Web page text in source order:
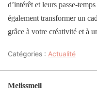
d’intérêt et leurs passe-
également transformer un
grâce à votre créativité et à
Catégories : Actualité
Melissmell